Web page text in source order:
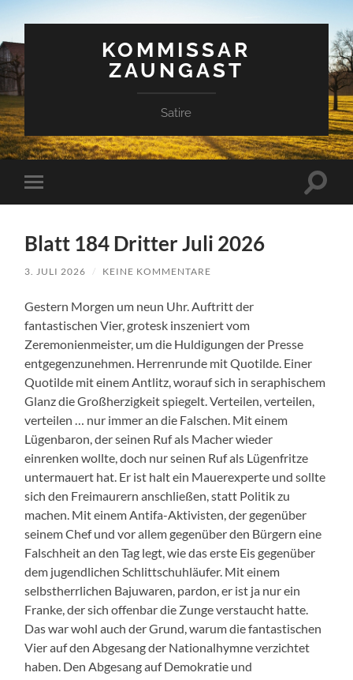
KOMMISSAR
ZAUNGAST
Satire
Mobile-
Menü
Blatt 184 Dritter Juli 2026
3. JULI 2026 / KEINE KOMMENTARE
Gestern Morgen um neun Uhr. Auftritt der
fantastischen Vier, grotesk inszeniert vom
Zeremonienmeister, um die Huldigungen der Presse
entgegenzunehmen. Herrenrunde mit Quotilde. Einer
Quotilde mit einem Antlitz, worauf sich in seraphischem
Glanz die Großherzigkeit spiegelt. Verteilen, verteilen,
verteilen … nur immer an die Falschen. Mit einem
Lügenbaron, der seinen Ruf als Macher wieder
einrenken wollte, doch nur seinen Ruf als Lügenfritze
untermauert hat. Er ist halt ein Mauerexperte und sollte
sich den Freimaurern anschließen, statt Politik zu
machen. Mit einem Antifa-Aktivisten, der gegenüber
seinem Chef und vor allem gegenüber den Bürgern eine
Falschheit an den Tag legt, wie das erste Eis gegenüber
dem jugendlichen Schlittschuhläufer. Mit einem
selbstherrlichen Bajuwaren, pardon, er ist ja nur ein
Franke, der sich offenbar die Zunge verstaucht hatte.
Das war wohl auch der Grund, warum die fantastischen
Vier auf den Abgesang der Nationalhymne verzichtet
haben. Den Abgesang auf Demokratie und